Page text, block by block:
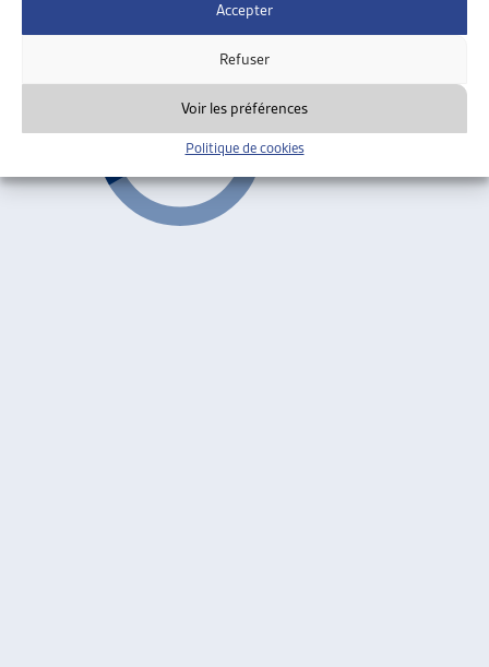
Accepter
Refuser
Voir les préférences
Politique de cookies
Réforme structurelle